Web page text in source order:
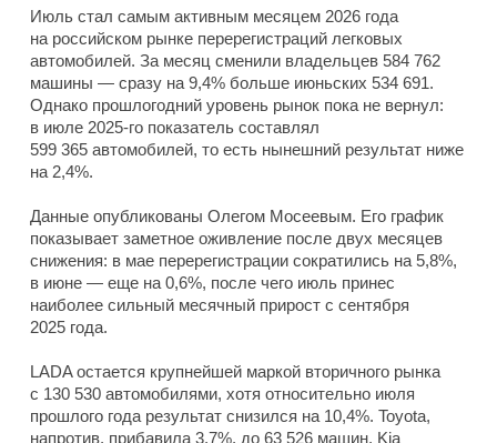
Июль стал самым активным месяцем 2026 года
на российском рынке перерегистраций легковых
автомобилей. За месяц сменили владельцев 584 762
машины — сразу на 9,4% больше июньских 534 691.
Однако прошлогодний уровень рынок пока не вернул:
в июле 2025-го показатель составлял
599 365 автомобилей, то есть нынешний результат ниже
на 2,4%.
Данные опубликованы Олегом Мосеевым. Его график
показывает заметное оживление после двух месяцев
снижения: в мае перерегистрации сократились на 5,8%,
в июне — еще на 0,6%, после чего июль принес
наиболее сильный месячный прирост с сентября
2025 года.
LADA остается крупнейшей маркой вторичного рынка
с 130 530 автомобилями, хотя относительно июля
прошлого года результат снизился на 10,4%. Toyota,
напротив, прибавила 3,7%, до 63 526 машин. Kia